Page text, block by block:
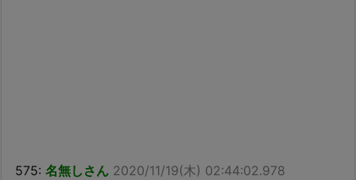
575: 名無しさん 2020/11/19(木) 02:44:02.978